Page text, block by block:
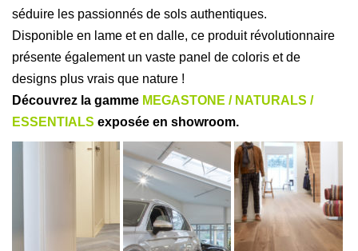
séduire les passionnés de sols authentiques.
Disponible en lame et en dalle, ce produit révolutionnaire
présente également un vaste panel de coloris et de
designs plus vrais que nature !
Découvrez la gamme MEGASTONE / NATURALS /
ESSENTIALS exposée en showroom.